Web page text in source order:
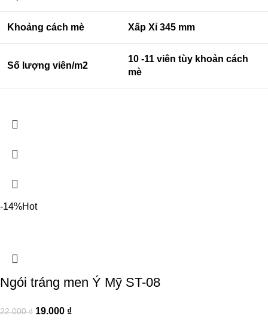
Khoảng cách mè Xấp Xỉ 345 mm
Số lượng viên/m2
10 -11 viên tùy khoản cách
mè
-14%Hot
Ngói tráng men Ý Mỹ ST-08
22.000₫ 19.000 ₫